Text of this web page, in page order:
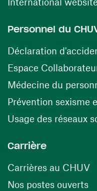
Personnel du
Déclaration
Espace
Médecine du
Prévention sexisme
Usage des réseaux
Carrière
Carrières au CHUV
Nos postes ouverts